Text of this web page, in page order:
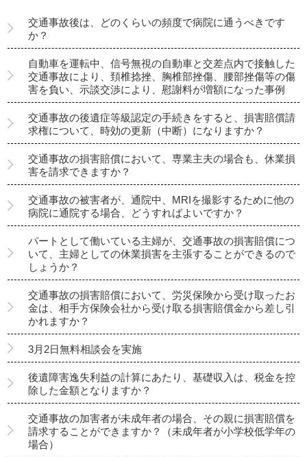
交通事故後は、どのくらいの頻度で病院に通うべきです
か？
自動車を運転中、信号無視の自動車と交差点内で接触した
交通事故により、頚椎捻挫、胸椎部挫傷、腰部挫傷等の傷
害を負い、示談交渉により、慰謝料が増額になった事例
交通事故の後遺症等級認定の手続きをすると、損害賠償請
求権について、時効の更新（中断）になりますか？
交通事故の損害賠償において、専業主夫の場合も、休業損
害を請求できますか？
交通事故の被害者が、通院中、MRIを撮影するために他の
病院に通院する場合、どうすればよいですか？
パートとして働いている主婦が、交通事故の損害賠償につ
いて、主婦としての休業損害を主張することができるので
しょうか？
交通事故の損害賠償において、労災保険から受け取ったお
金は、相手方保険会社から受け取る損害賠償金から差し引
かれますか？
3月2日無料相談会を実施
後遺障害逸失利益の計算にあたり、基礎収入は、税金を控
除した金額となりますか？
交通事故の加害者が未成年者の場合、その親に損害賠償を
請求することができますか？（未成年者が小学校低学年の
場合）